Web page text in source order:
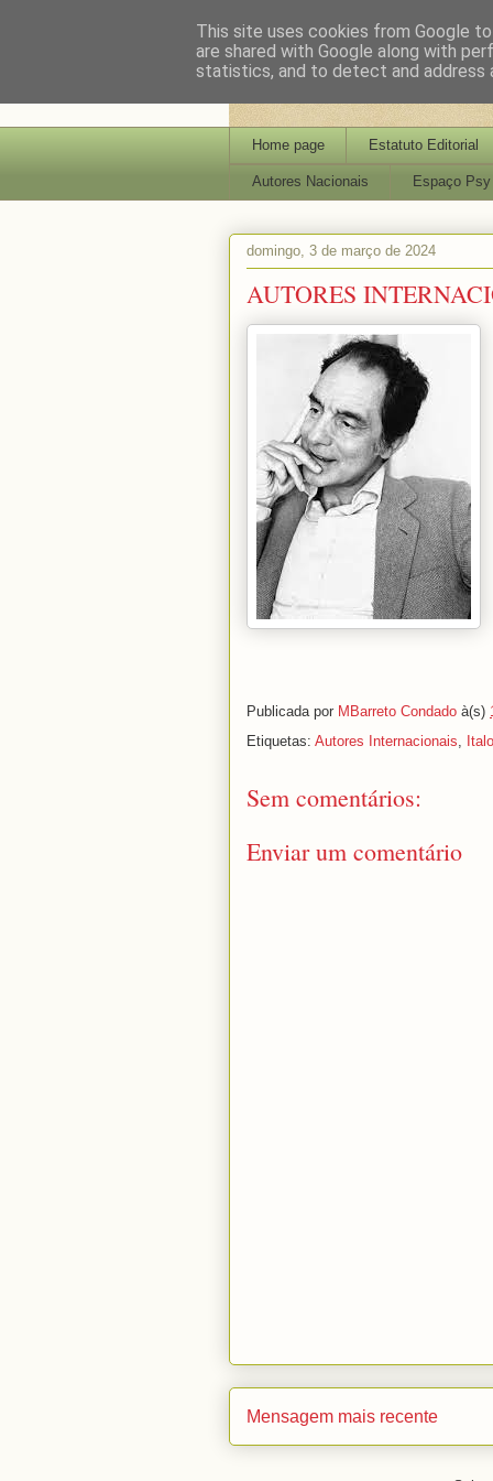
Home page Estatuto Editorial
Autores Nacionais Espaço Psy
domingo, 3 de março de 2024
AUTORES
Publicada por MBarreto Condado à(s)
Etiquetas: Autores Internacionais,
Sem comentários:
Enviar um comentário
Mensagem mais recente
This site uses cookies from Google
are shared with Google along with
statistics, and to detect and address